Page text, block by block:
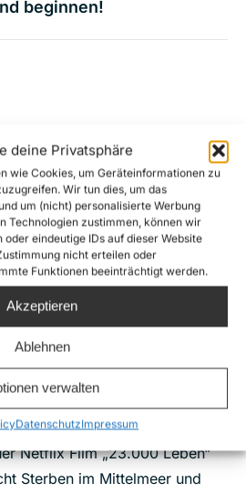
deine Privatsphäre
wie Cookies, um Geräteinformationen zu
Wir tun dies, um das
um (nicht) personalisierte Werbung
Technologien zustimmen, können wir
eindeutige IDs auf dieser Website
nicht erteilen oder
Funktionen beeinträchtigt werden.
Akzeptieren
Ablehnen
verwalten
DatenschutzImpressum
Beitrag:
beginnen!
Rechte macht die
von Menschenleben zum
einer
2026
Schüssen auf die Sea-Watch 5:
gegen Bundesregierung
unterlassener
2026
Netflix Film „23.000 Leben“
Sterben im Mittelmeer und